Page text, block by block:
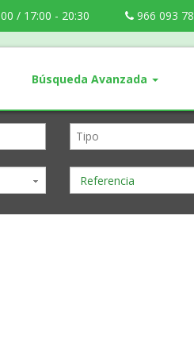
/ 17:00 - 20:30 966 093
Búsqueda Avanzada